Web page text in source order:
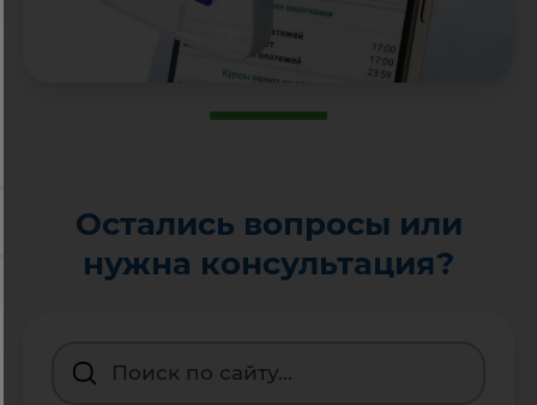
Остались вопросы или
нужна консультация?